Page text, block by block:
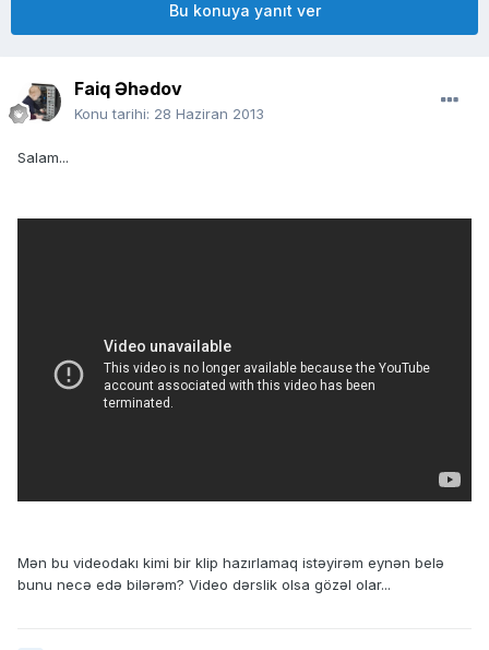
Bu konuya yanıt ver
Faiq Əhədov
Konu tarihi: 28 Haziran 2013
Salam...
Mən bu videodakı kimi bir klip hazırlamaq istəyirəm eynən belə
bunu necə edə bilərəm? Video dərslik olsa gözəl olar...